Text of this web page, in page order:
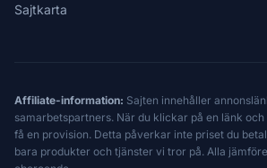
Sajtkarta
Affiliate-information: Sajten innehåller
samarbetspartners. När du klickar på en länk
få en provision. Detta påverkar inte priset du
bara produkter och tjänster vi tror på. Alla